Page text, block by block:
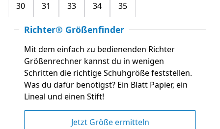
30 31 33 34 35
Richter® Größenfinder
Mit dem einfach zu bedienenden Richter
Größenrechner kannst du in wenigen
Schritten die richtige Schuhgröße feststellen.
Was du dafür benötigst? Ein Blatt Papier, ein
Lineal und einen Stift!
Jetzt Größe ermitteln